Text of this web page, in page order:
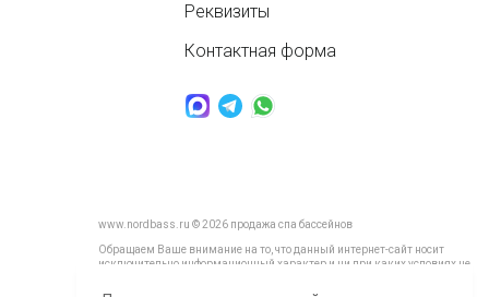
Реквизиты
Контактная форма
www.nordbass.ru © 2026 продажа спа бассейнов
Обращаем Ваше внимание на то, что данный интернет-сайт носит
исключительно информационный характер и ни при каких условиях не
Гражданского кодекса Российской Федерации.